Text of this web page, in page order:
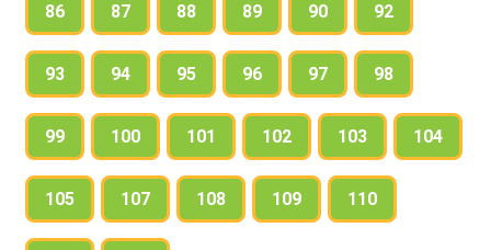
86 87 88 89 90 92
93 94 95 96 97 98
99 100 101 102 103 104
105 107 108 109 110